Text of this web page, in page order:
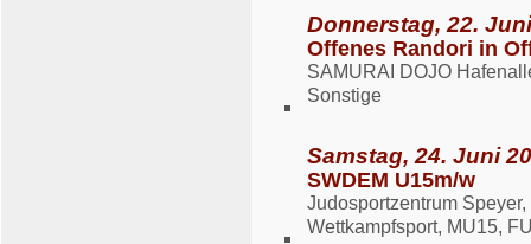
Donnerstag, 22.
Offenes Randori in
SAMURAI DOJO
Sonstige
Samstag, 24. Juni
SWDEM U15m/w
Judosportzentrum
Wettkampfsport, MU15,